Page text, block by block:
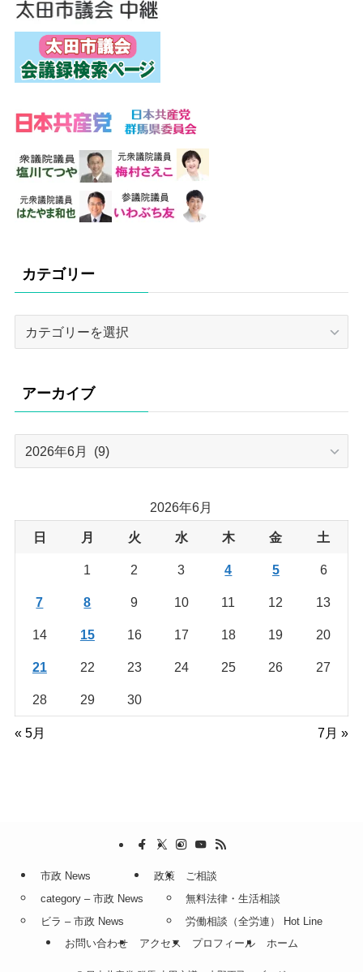
カテゴリー
リ
ー
アーカイブ
ブ
2026年6月
日 月 火 水 木 金 土
1 2 3 4 5 6
7 8 9 10 11 12 13
14 15 16 17 18 19 20
21 22 23 24 25 26 27
28 29 30
« 5月 7月 »
市政 News
category – 市政 News
ビラ – 市政 News
政策
ご相談
無料法律・生活相談
労働相談（全労連） Hot Line
お問い合わせ
アクセス プロフィール ホーム